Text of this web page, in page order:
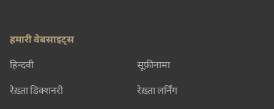
हमारी वेबसाइट्स
हिन्दवी सूफ़ीनामा
रेख़्ता डिक्शनरी रेख़्ता लर्निंग